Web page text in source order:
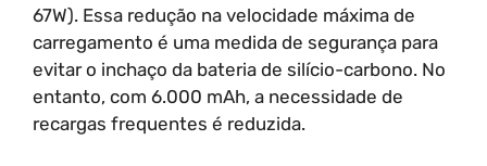
67W). Essa redução na velocidade máxima de
carregamento é uma medida de segurança para
evitar o inchaço da bateria de silício-carbono. No
entanto, com 6.000 mAh, a necessidade de
recargas frequentes é reduzida.